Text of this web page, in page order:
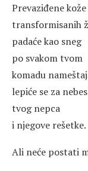
Prevaziđene kože
transformisanih
padaće kao sneg
po svakom tvom
komadu
lepiće se za
tvog nepca
i njegove rešetke.
Ali neće postati